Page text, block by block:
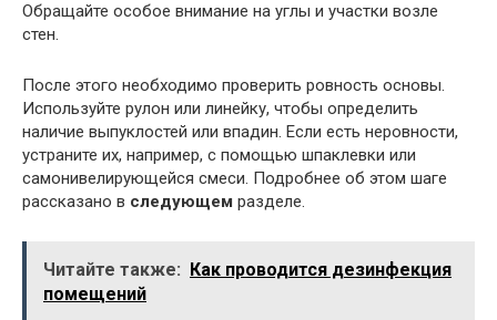
Обращайте особое внимание на углы и участки возле
стен.
После этого необходимо проверить ровность основы.
Используйте рулон или линейку, чтобы определить
наличие выпуклостей или впадин. Если есть неровности,
устраните их, например, с помощью шпаклевки или
самонивелирующейся смеси. Подробнее об этом шаге
рассказано в следующем разделе.
Читайте также:
Как проводится дезинфекция
помещений